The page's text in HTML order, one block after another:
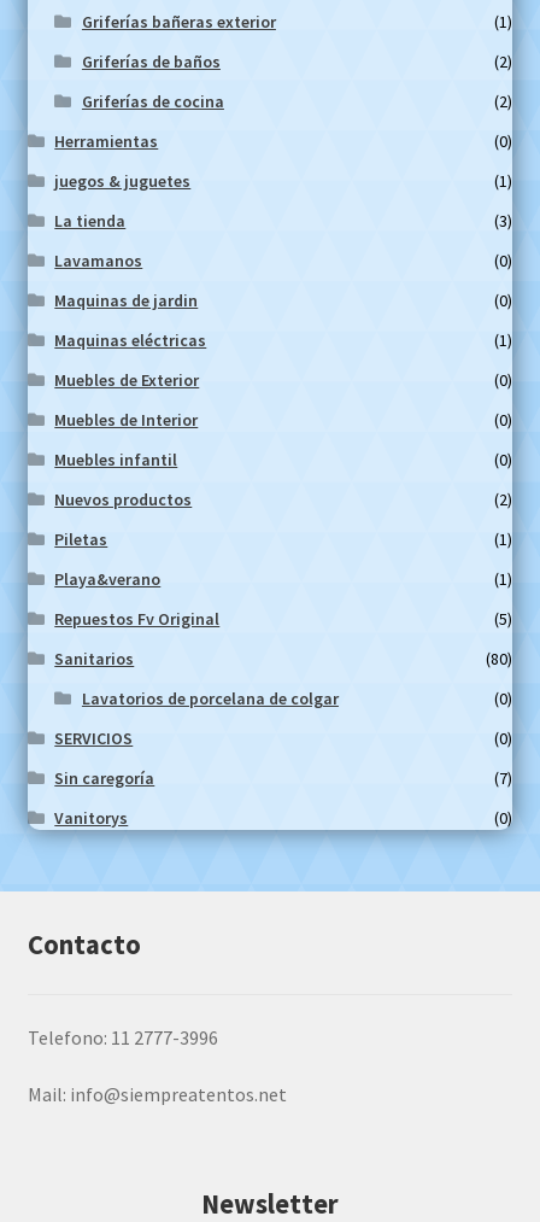
Griferías bañeras exterior
(1)
Griferías de baños
(2)
Griferías de cocina
(2)
Herramientas
(0)
juegos & juguetes
(1)
La tienda
(3)
Lavamanos
(0)
Maquinas de jardin
(0)
Maquinas eléctricas
(1)
Muebles de Exterior
(0)
Muebles de Interior
(0)
Muebles infantil
(0)
Nuevos productos
(2)
Piletas
(1)
Playa&verano
(1)
Repuestos Fv Original
(5)
Sanitarios
(80)
Lavatorios de porcelana de colgar
(0)
SERVICIOS
(0)
Sin caregoría
(7)
Vanitorys
(0)
Contacto
Telefono: 11 2777-3996
Mail: info@siempreatentos.net
Newsletter